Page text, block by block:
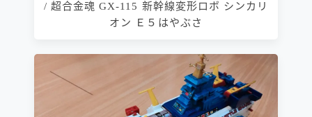
/ 超合金魂 GX-115 新幹線変形ロボ シンカリ
オン Ｅ５はやぶさ